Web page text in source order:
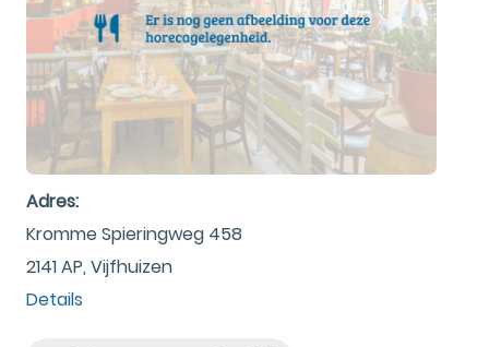
Adres:
Kromme Spieringweg 458
2141 AP, Vijfhuizen
Details